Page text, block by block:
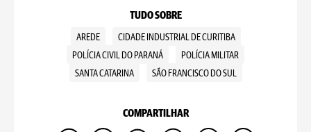
TUDO SOBRE
AREDE
CIDADE INDUSTRIAL DE CURITIBA
POLÍCIA CIVIL DO PARANÁ
POLÍCIA MILITAR
SANTA CATARINA
SÃO FRANCISCO DO SUL
COMPARTILHAR